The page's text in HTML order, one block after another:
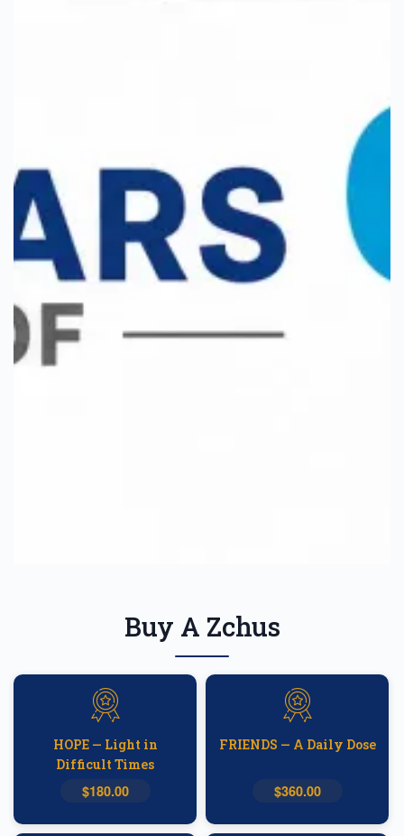
Buy A Zchus
HOPE — Light in
Difficult Times
$180.00
FRIENDS — A Daily Dose
$360.00